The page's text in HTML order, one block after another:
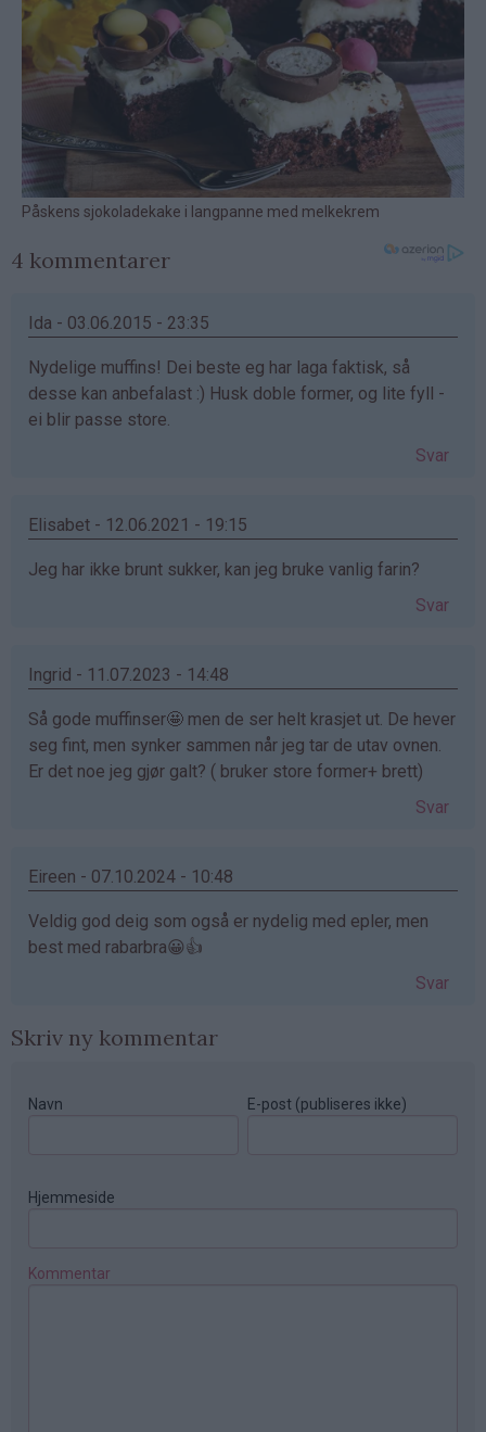
4 kommentarer
Ida - 03.06.2015 - 23:35
Nydelige muffins! Dei beste eg har laga faktisk, så
desse kan anbefalast :) Husk doble former, og lite fyll -
ei blir passe store.
Svar
Elisabet - 12.06.2021 - 19:15
Jeg har ikke brunt sukker, kan jeg bruke vanlig farin?
Svar
Ingrid - 11.07.2023 - 14:48
Så gode muffinser🤩 men de ser helt krasjet ut. De hever
seg fint, men synker sammen når jeg tar de utav ovnen.
Er det noe jeg gjør galt? ( bruker store former+ brett)
Svar
Eireen - 07.10.2024 - 10:48
Veldig god deig som også er nydelig med epler, men
best med rabarbra😀👍
Svar
Skriv ny kommentar
Navn E-post (publiseres ikke)
Hjemmeside
Kommentar